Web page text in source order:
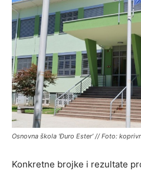
Osnovna škola ‘Đuro Ester’ // Foto:
Konkretne brojke i rezultate